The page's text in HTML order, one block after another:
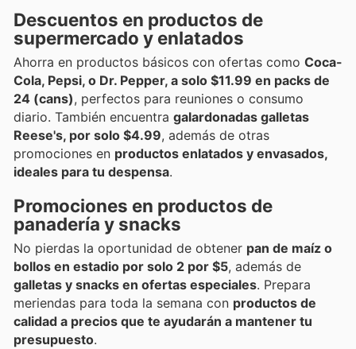
Descuentos en productos de
supermercado y enlatados
Ahorra en productos básicos con ofertas como Coca-
Cola, Pepsi, o Dr. Pepper, a solo $11.99 en packs de
24 (cans), perfectos para reuniones o consumo
diario. También encuentra galardonadas galletas
Reese's, por solo $4.99, además de otras
promociones en productos enlatados y envasados,
ideales para tu despensa.
Promociones en productos de
panadería y snacks
No pierdas la oportunidad de obtener pan de maíz o
bollos en estadio por solo 2 por $5, además de
galletas y snacks en ofertas especiales. Prepara
meriendas para toda la semana con productos de
calidad a precios que te ayudarán a mantener tu
presupuesto.